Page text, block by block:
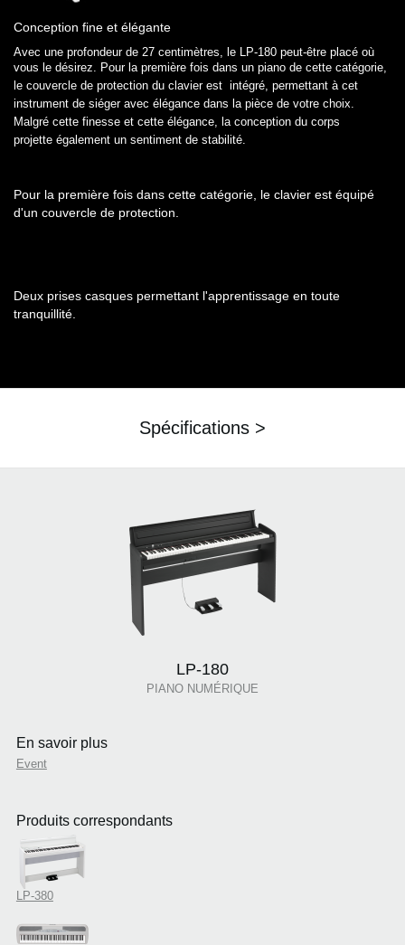
Conception fine et élégante
Avec une profondeur de 27 centimètres, le LP-180 peut-être placé où
vous le désirez. Pour la première fois dans un piano de cette catégorie,
le couvercle de protection du clavier est intégré, permettant à cet
instrument de siéger avec élégance dans la pièce de votre choix.
Malgré cette finesse et cette élégance, la conception du corps
projette également un sentiment de stabilité.
Pour la première fois dans cette catégorie, le clavier est équipé
d'un couvercle de protection.
Deux prises casques permettant l'apprentissage en toute
tranquillité.
Spécifications >
LP-180
PIANO NUMÉRIQUE
En savoir plus
Event
Produits correspondants
LP-380